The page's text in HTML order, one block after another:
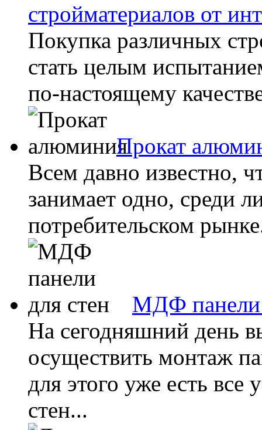
стройматериалов от
Покупка различных
стать целым
по-настоящему
Прокат
Всем давно известно,
занимает одно, среди
потребительском
МДФ панели
На сегодняшний день
осуществить монтаж
для этого уже есть
стен...